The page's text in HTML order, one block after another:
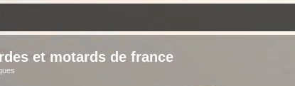
et motards de france